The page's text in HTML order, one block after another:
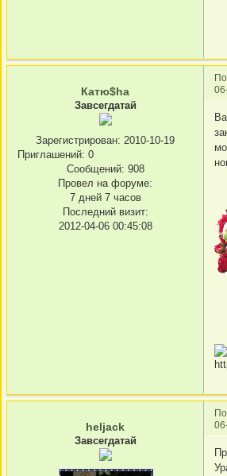
Катю$ha
Завсегдатай
Зарегистрирован: 2010-10-19
Приглашений: 0
Сообщений: 908
Провел на форуме:
7 дней 7 часов
Последний визит:
2012-04-06 00:45:08
heljack
Завсегдатай